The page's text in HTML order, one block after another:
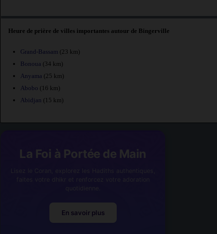
Heure de prière de villes importantes autour de Bingerville
Grand-Bassam (23 km)
Bonoua (34 km)
Anyama (25 km)
Abobo (16 km)
Abidjan (15 km)
La Foi à Portée de Main
En savoir plus